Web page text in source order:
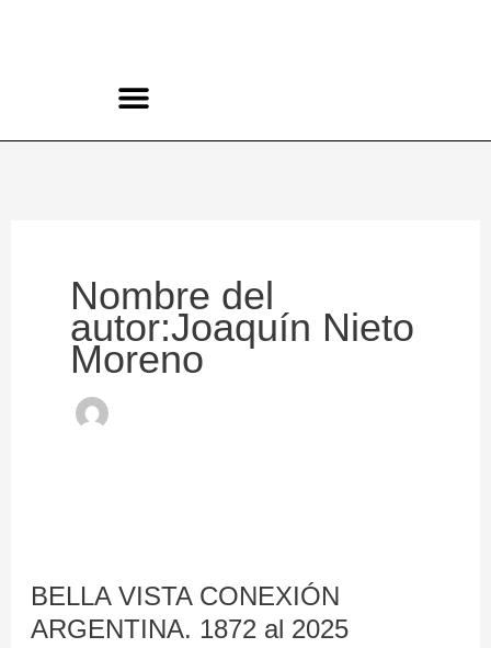
Nombre del
autor:Joaquín Nieto
Moreno
BELLA VISTA CONEXIÓN
ARGENTINA. 1872 al 2025
CONEXIÓN
ARGENTINA.